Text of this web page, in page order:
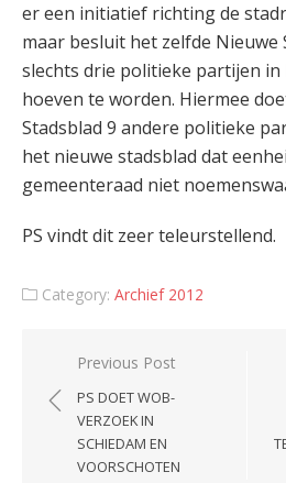
er een initiatief richting de
maar besluit het zelfde Nieuwe
slechts drie politieke partijen
hoeven te worden. Hiermee
Stadsblad 9 andere politieke
het nieuwe stadsblad dat
gemeenteraad niet
PS vindt dit zeer teleurstellend.
Category: Archief 2012
Post
navigation
Previous Post
PS DOET WOB-
VERZOEK IN
SCHIEDAM EN
VOORSCHOTEN